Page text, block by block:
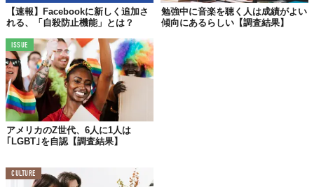
Reference:
TABI LABO
【速報】Facebookに新しく追加さ
れる、「自殺防止機能」とは？
勉強中に音楽を聴く人は成績がよい
傾向にあるらしい【調査結果】
ISSUE
アメリカのZ世代、6人に1人は
｢LGBT｣を自認【調査結果】
CULTURE